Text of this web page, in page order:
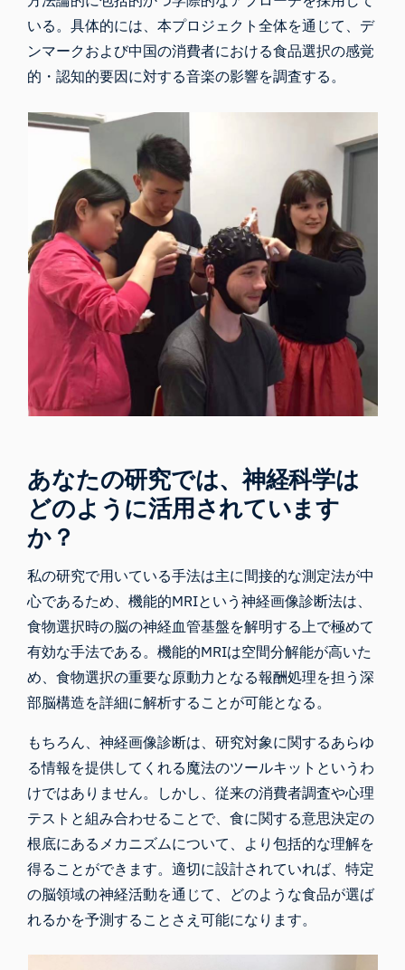
いる。具体的には、本プロジェクト全体を通じて、デ
ンマークおよび中国の消費者における食品選択の感覚
的・認知的要因に対する音楽の影響を調査する。
あなたの研究では、神経科学は
どのように活用されています
か？
私の研究で用いている手法は主に間接的な測定法が中
心であるため、機能的MRIという神経画像診断法は、
食物選択時の脳の神経血管基盤を解明する上で極めて
有効な手法である。機能的MRIは空間分解能が高いた
め、食物選択の重要な原動力となる報酬処理を担う深
部脳構造を詳細に解析することが可能となる。
もちろん、神経画像診断は、研究対象に関するあらゆ
る情報を提供してくれる魔法のツールキットというわ
けではありません。しかし、従来の消費者調査や心理
テストと組み合わせることで、食に関する意思決定の
根底にあるメカニズムについて、より包括的な理解を
得ることができます。適切に設計されていれば、特定
の脳領域の神経活動を通じて、どのような食品が選ば
れるかを予測することさえ可能になります。